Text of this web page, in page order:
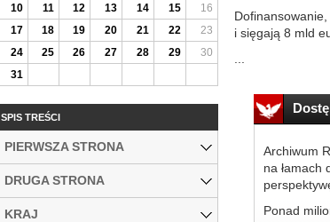
i sięgają 8 mld
Archiwum
na łamach
Ponad
10
11 12 13 14 15
16
17
18 19 20 21 22
23
24
25 26 27 28 29
30
31
SPIS TREŚCI
PIERWSZA STRONA
DRUGA STRONA
KRAJ